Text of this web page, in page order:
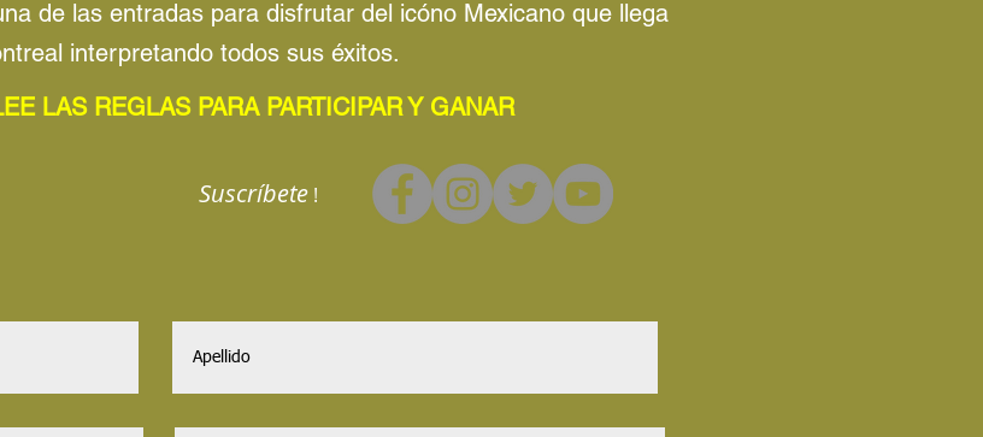
de las entradas para disfrutar del icóno Mexicano que llega
interpretando todos sus éxitos.
LAS REGLAS PARA PARTICIPAR Y GANAR
Suscríbete !